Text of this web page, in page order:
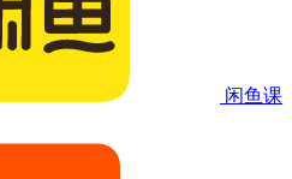
闲鱼课